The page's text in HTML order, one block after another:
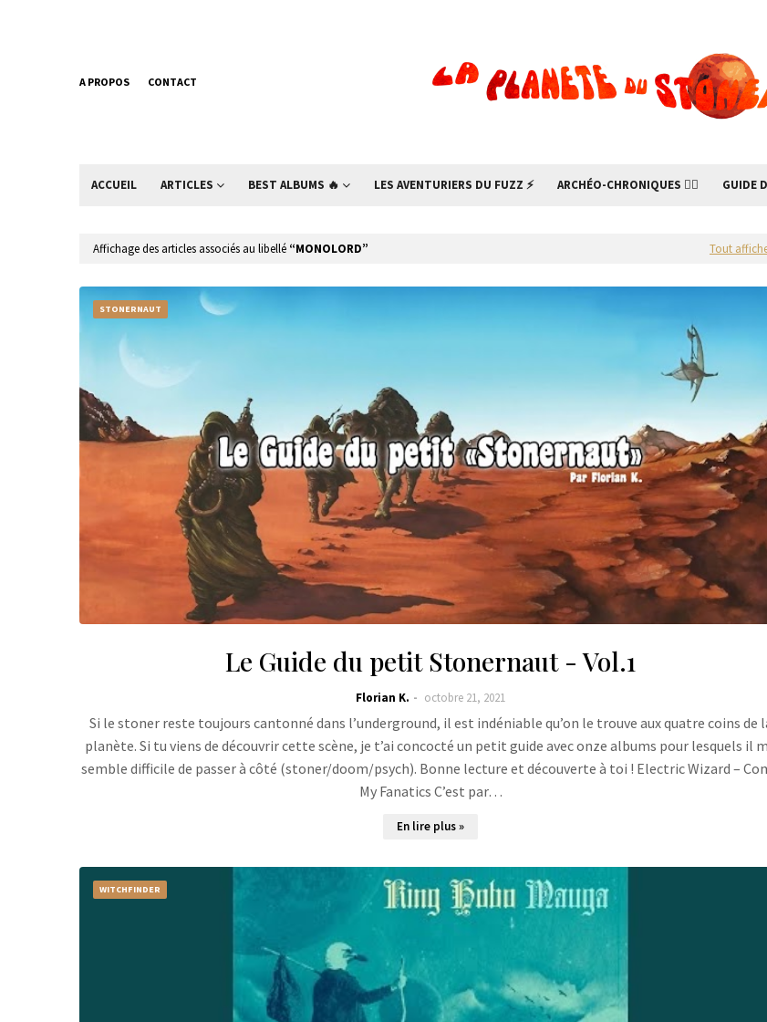
A PROPOS CONTACT
ACCUEIL ARTICLES BEST ALBUMS 🔥 LES AVENTURIERS DU FUZZ ⚡ ARCHÉO-CHRONIQUES 🧙‍♂ GUIDE
Affichage des articles associés au libellé MONOLORD Tout
STONERNAUT
Le Guide du petit Stonernaut - Vol.1
Florian K. octobre 21, 2021
Si le stoner reste toujours cantonné dans l’underground, il est indéniable qu’on le trouve aux quatre coins de
planète. Si tu viens de découvrir cette scène, je t’ai concocté un petit guide avec onze albums pour lesquels il
semble difficile de passer à côté (stoner/doom/psych). Bonne lecture et découverte à toi ! Electric Wizard –
My Fanatics C’est par…
En lire plus »
WITCHFINDER